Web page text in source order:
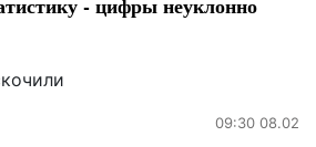
- цифры неуклонно
09:30 08.02